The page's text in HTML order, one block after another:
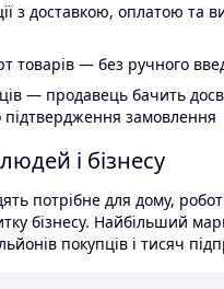
з доставкою, оплатою та
товарів — без ручного
— продавець бачить
замовлення
і бізнесу
потрібне для дому,
бізнесу. Найбільший
покупців і тисяч